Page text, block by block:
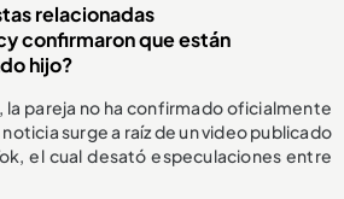
relacionadas
confirmaron que están
hijo?
la pareja no ha confirmado oficialmente
surge a raíz de un video publicado
el cual desató especulaciones entre